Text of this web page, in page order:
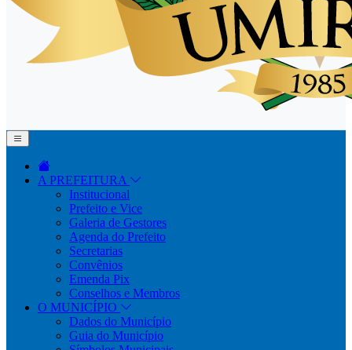
A PREFEITURA
Institucional
Prefeito e Vice
Galeria de Gestores
Agenda do Prefeito
Secretarias
Convênios
Emenda Pix
Conselhos e Membros
O MUNICÍPIO
Dados do Município
Guia do Município